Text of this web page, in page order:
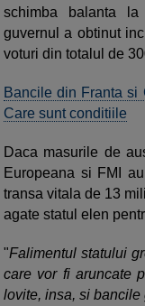
schimba balanta
guvernul a obtinut
voturi din totalul de
Bancile din Franta si
Care sunt conditiile
Daca masurile de
Europeana si FMI
transa vitala de 13
agate statul elen
"Falimentul statului
care vor fi aruncate
lovite, insa, si bancile